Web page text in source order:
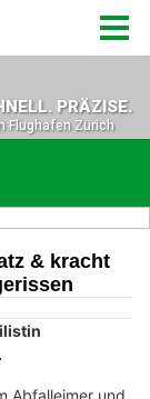
& kracht